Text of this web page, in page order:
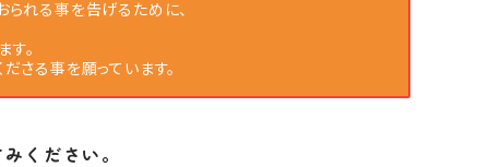
れる事を告げるために、
す。
さる事を願っています。
ください。